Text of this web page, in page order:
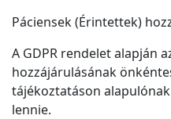
Páciensek (Érintettek)
A GDPR rendelet alapján
hozzájárulásának
tájékoztatáson
lennie.